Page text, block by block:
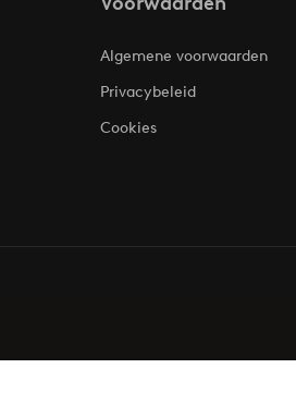
Algemene voorwaarden
Privacybeleid
Cookies